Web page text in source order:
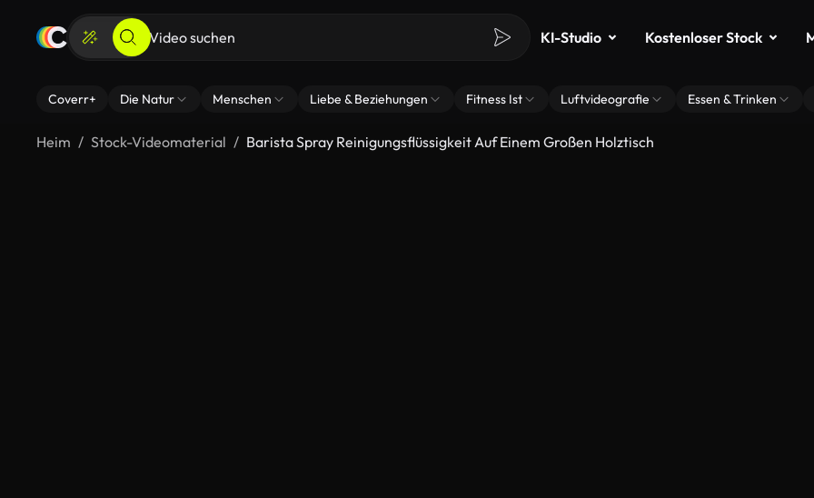
KI-Studio Kostenloser Stock
Coverr+ Die Natur Menschen Liebe & Beziehungen Fitness Ist Luftvideografie Essen & Trinken
Heim Stock-Videomaterial Barista Spray Reinigungsflüssigkeit Auf Einem Großen Holztisch